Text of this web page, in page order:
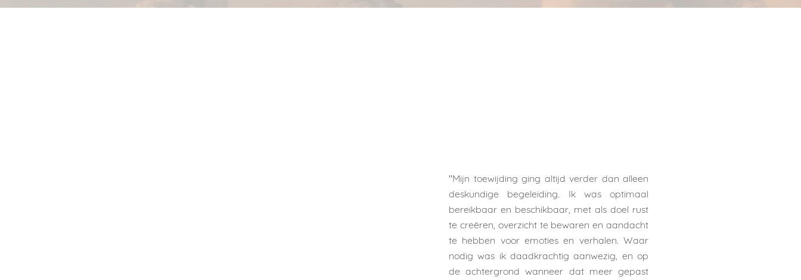
''Mijn toewijding ging altijd verder dan alleen
deskundige begeleiding. Ik was optimaal
bereikbaar en beschikbaar, met als doel rust
te creëren, overzicht te bewaren en aandacht
te hebben voor emoties en verhalen. Waar
nodig was ik daadkrachtig aanwezig, en op
de achtergrond wanneer dat meer gepast